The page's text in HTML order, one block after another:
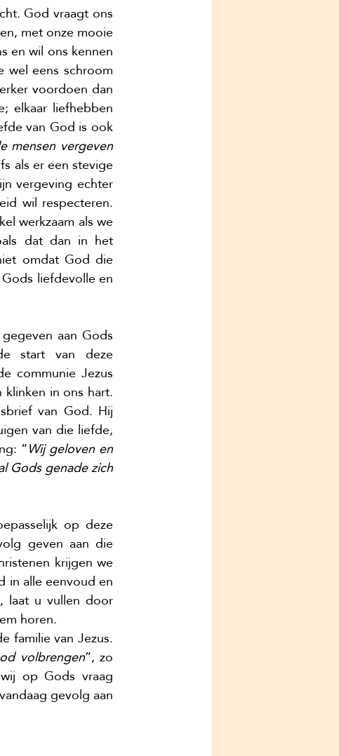
God vraagt ons
met onze mooie
en wil ons kennen
wel eens schroom
voordoen dan
elkaar liefhebben
van God is ook
mensen vergeven
als er een stevige
vergeving echter
wil respecteren.
werkzaam als we
dat dan in het
omdat God die
liefdevolle en
aan Gods
start van deze
communie Jezus
in ons hart.
van God. Hij
van die liefde,
“Wij geloven en
Gods genade zich
op deze
geven aan die
krijgen we
in alle eenvoud en
laat u vullen door
horen.
familie van Jezus.
volbrengen”, zo
op Gods vraag
gevolg aan